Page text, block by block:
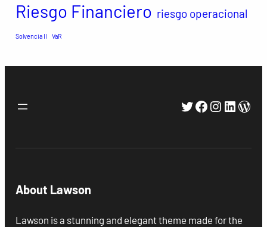
Riesgo Financiero riesgo operacional
Solvencia II VaR
Twitter
Facebook
About Lawson
Lawson is a stunning and elegant theme made for the